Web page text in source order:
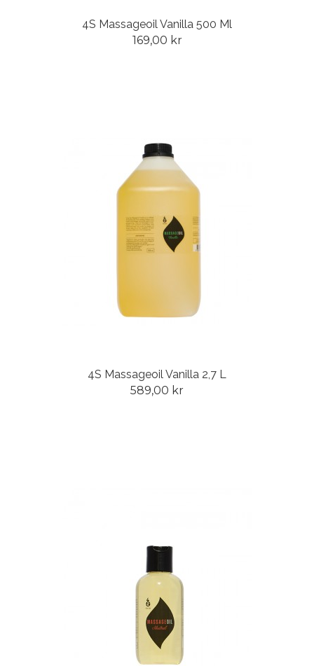
4S Massageoil Vanilla 500 Ml
169,00 kr
4S Massageoil Vanilla 2,7 L
589,00 kr